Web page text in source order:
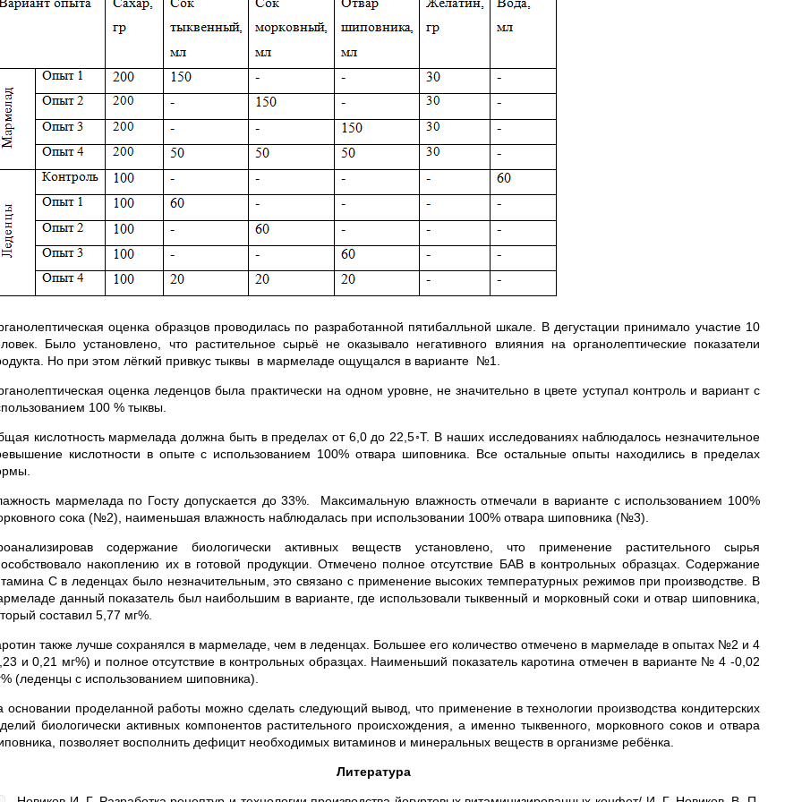
оценка образцов проводилась по разработанной пятибалльной шкале. В дегустации принимало участие 10
Было установлено, что растительное сырьё не оказывало негативного влияния на органолептические показатели
Но при этом лёгкий привкус тыквы в мармеладе ощущался в варианте №1.
оценка леденцов была практически на одном уровне, не значительно в цвете уступал контроль и вариант с
100 % тыквы.
кислотность мармелада должна быть в пределах от 6,0 до 22,5◦Т. В наших исследованиях наблюдалось незначительное
кислотности в опыте с использованием 100% отвара шиповника. Все остальные опыты находились в пределах
мармелада по Госту допускается до 33%. Максимальную влажность отмечали в варианте с использованием 100%
сока (№2), наименьшая влажность наблюдалась при использовании 100% отвара шиповника (№3).
содержание биологически активных веществ установлено, что применение растительного сырья
накоплению их в готовой продукции. Отмечено полное отсутствие БАВ в контрольных образцах. Содержание
С в леденцах было незначительным, это связано с применение высоких температурных режимов при производстве. В
данный показатель был наибольшим в варианте, где использовали тыквенный и морковный соки и отвар шиповника,
составил 5,77 мг%.
также лучше сохранялся в мармеладе, чем в леденцах. Большее его количество отмечено в мармеладе в опытах №2 и 4
и 0,21 мг%) и полное отсутствие в контрольных образцах. Наименьший показатель каротина отмечен в варианте № 4 -0,02
(леденцы с использованием шиповника).
основании проделанной работы можно сделать следующий вывод, что применение в технологии производства кондитерских
биологически активных компонентов растительного происхождения, а именно тыквенного, морковного соков и отвара
позволяет восполнить дефицит необходимых витаминов и минеральных веществ в организме ребёнка.
Литература